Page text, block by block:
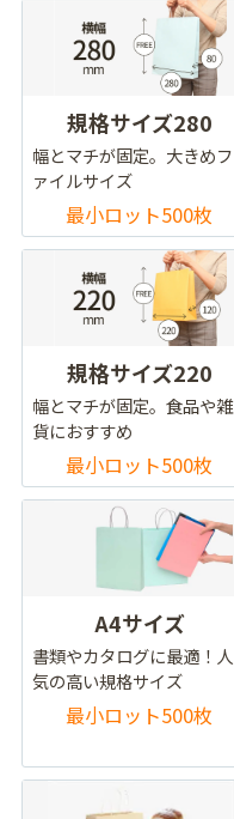
規格サイズ280
幅とマチが固定。大きめフ
ァイルサイズ
最小ロット500枚
規格サイズ220
幅とマチが固定。食品や雑
貨におすすめ
最小ロット500枚
A4サイズ
書類やカタログに最適！人
気の高い規格サイズ
最小ロット500枚